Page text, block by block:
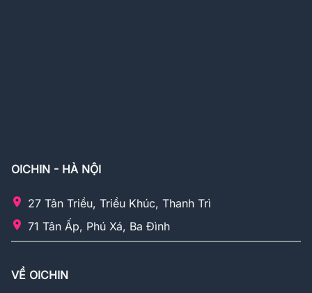
OICHIN - HÀ NỘI
27 Tân Triều, Triều Khúc, Thanh Trì
71 Tân Ấp, Phú Xá, Ba Đình
VỀ OICHIN